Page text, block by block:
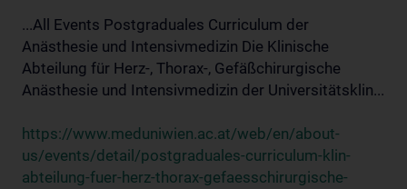
...All Events Postgraduales Curriculum der
Anästhesie und Intensivmedizin Die Klinische
Abteilung für Herz-, Thorax-, Gefäßchirurgische
Anästhesie und Intensivmedizin der Universitätsklin...
https://www.meduniwien.ac.at/web/en/about-
us/events/detail/postgraduales-curriculum-klin-
abteilung-fuer-herz-thorax-gefaesschirurgische-